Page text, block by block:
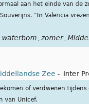
aan het einde van de
"In Valencia
waterbom zomer
Zee - Inter
of verdwenen
van Unicef.